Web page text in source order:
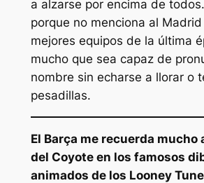
a alzarse por encima de
porque no menciona al
mejores equipos de la última
mucho que sea capaz de
nombre sin echarse a llorar o
pesadillas.
El Barça me recuerda mucho
del Coyote en los famosos
animados de los Looney